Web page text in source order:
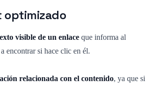
optimizado
visible de un enlace que informa al
encontrar si hace clic en él.
relacionada con el contenido, ya que si